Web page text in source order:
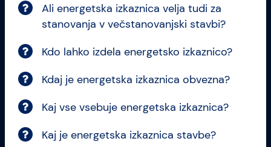
Ali energetska izkaznica velja tudi za
stanovanja v večstanovanjski stavbi?
Kdo lahko izdela energetsko izkaznico?
Kdaj je energetska izkaznica obvezna?
Kaj vse vsebuje energetska izkaznica?
Kaj je energetska izkaznica stavbe?